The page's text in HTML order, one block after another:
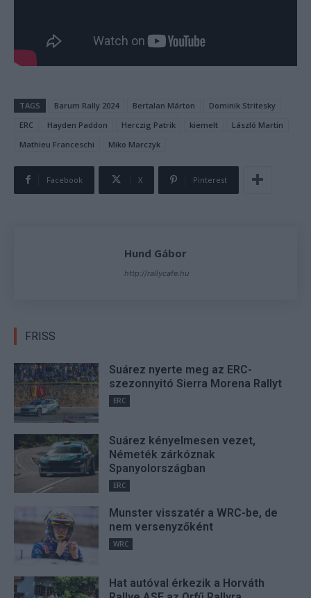
TAGS Barum Rally 2024 Bertalan Márton
Dominik Stritesky
ERC
Hayden Paddon Herczig Patrik kiemelt
László Martin
Mathieu Franceschi
Miko Marczyk
Facebook X Pinterest
Hund Gábor
http://rallycafe.hu
FRISS
Suárez nyerte meg az ERC-
szezonnyitó Sierra Morena Rallyt
ERC
Suárez kényelmesen vezet,
Németék zárkóznak
Spanyolországban
ERC
Munster visszatér a WRC-be, de
nem versenyzőként
WRC
Hat autóval érkezik a Horváth